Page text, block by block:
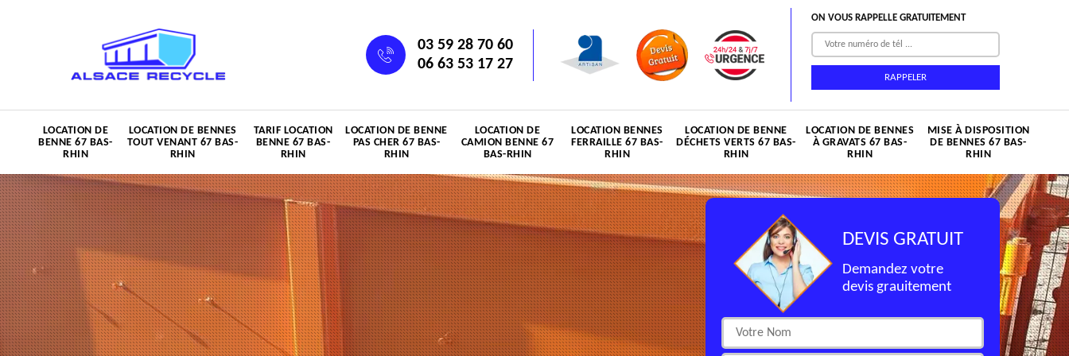
03 59 28 70 60
06 63 53 17 27
ON VOUS RAPPELLE GRATUITEMENT
LOCATION DE
BENNE 67 BAS-
RHIN
LOCATION DE BENNES
TOUT VENANT 67 BAS-
RHIN
TARIF LOCATION
BENNE 67 BAS-
RHIN
LOCATION DE BENNE
PAS CHER 67 BAS-
RHIN
LOCATION DE
CAMION BENNE 67
BAS-RHIN
LOCATION BENNES
FERRAILLE 67 BAS-
RHIN
LOCATION DE BENNE
DÉCHETS VERTS 67 BAS-
RHIN
LOCATION DE BENNES
À GRAVATS 67 BAS-
RHIN
MISE À DISPOSITION
DE BENNES 67 BAS-
RHIN
DEVIS GRATUIT
Demandez votre
devis grauitement